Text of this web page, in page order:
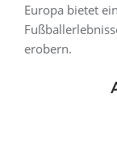
Europa bietet
erobern.